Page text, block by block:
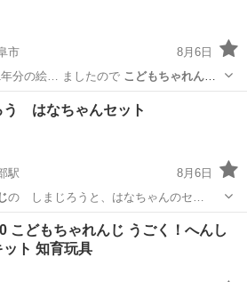
内にあります...
市
8月6日
分の絵… ましたので こどもちゃれんじ
こどもちゃれんじ
う はなちゃんセット
駅
8月6日
の しまじろうと、はなちゃんのセ…
おもちゃ
こどもちゃれんじ うごく！へんし
ット 知育玩具